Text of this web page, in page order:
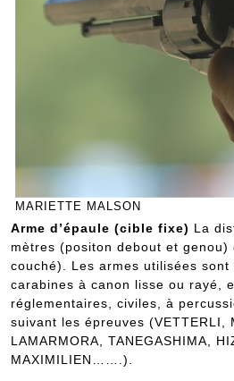
MARIETTE MALSON
Arme d’épaule (cible fixe) La
mètres (positon debout et
couché). Les armes utilisées
carabines à canon lisse ou rayé,
réglementaires, civiles, à
suivant les épreuves (VETTERLI,
LAMARMORA, TANEGASHIMA,
MAXIMILIEN…….).